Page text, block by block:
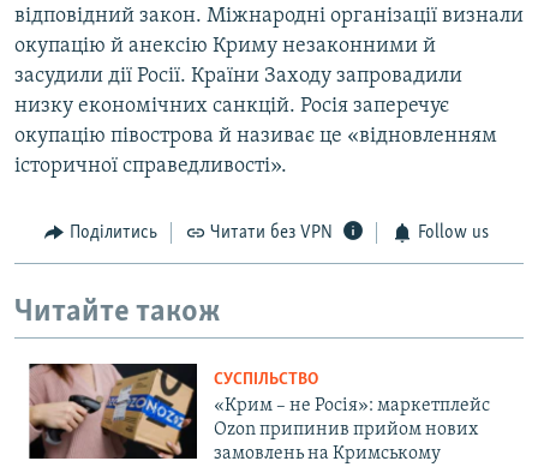
відповідний закон. Міжнародні організації визнали
окупацію й анексію Криму незаконними й
засудили дії Росії. Країни Заходу запровадили
низку економічних санкцій. Росія заперечує
окупацію півострова й називає це «відновленням
історичної справедливості».
Поділитись Читати без VPN Follow us
Читайте також
СУСПІЛЬСТВО
«Крим – не Росія»: маркетплейс
Ozon припинив прийом нових
замовлень на Кримському